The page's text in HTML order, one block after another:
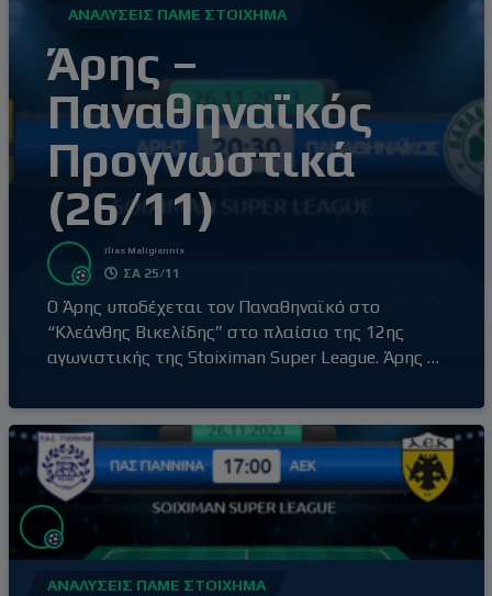
ΑΝΑΛΎΣΕΙΣ ΠΆΜΕ ΣΤΟΊΧΗΜΑ
Άρης –
Παναθηναϊκός
Προγνωστικά
(26/11)
Ilias Maligiannis
ΣΑ 25/11
Ο Άρης υποδέχεται τον Παναθηναϊκό στο
“Κλεάνθης Βικελίδης” στο πλαίσιο της 12ης
αγωνιστικής της Stoiximan Super League. Άρης –
με τη νίκη επί του Βόλου εκτός έδρας, με σκορ
0-2, αφήνοντας πίσω του την απρόσμενη ήττα
στο γήπεδό του από τον Ατρόμητο (1-3) δύο
αγωνιστικές πριν. Τρίτη νίκη στα
ΑΝΑΛΎΣΕΙΣ ΠΆΜΕ ΣΤΟΊΧΗΜΑ